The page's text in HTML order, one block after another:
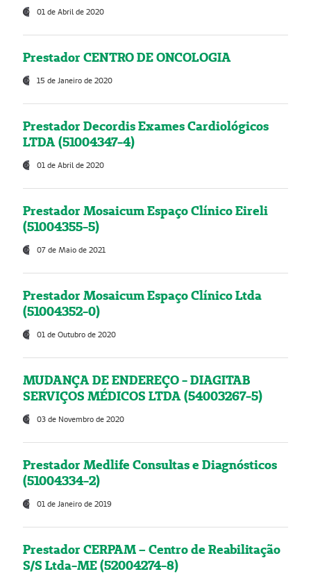
01 de Abril de 2020
Prestador CENTRO DE ONCOLOGIA
15 de Janeiro de 2020
Prestador Decordis Exames Cardiológicos
LTDA (51004347-4)
01 de Abril de 2020
Prestador Mosaicum Espaço Clínico Eireli
(51004355-5)
07 de Maio de 2021
Prestador Mosaicum Espaço Clínico Ltda
(51004352-0)
01 de Outubro de 2020
MUDANÇA DE ENDEREÇO - DIAGITAB
SERVIÇOS MÉDICOS LTDA (54003267-5)
03 de Novembro de 2020
Prestador Medlife Consultas e Diagnósticos
(51004334-2)
01 de Janeiro de 2019
Prestador CERPAM – Centro de Reabilitação
S/S Ltda-ME (52004274-8)